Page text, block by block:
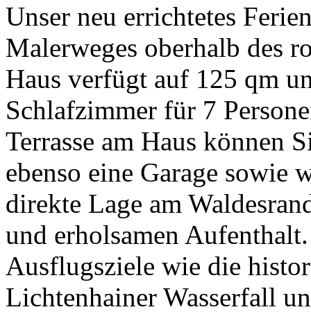
Unser neu errichtetes
Malerweges oberhalb des
Haus verfügt auf 125 qm
Schlafzimmer für 7
Terrasse am Haus können
ebenso eine Garage sowie
direkte Lage am
und erholsamen
Ausflugsziele wie die
Lichtenhainer Wasserfall